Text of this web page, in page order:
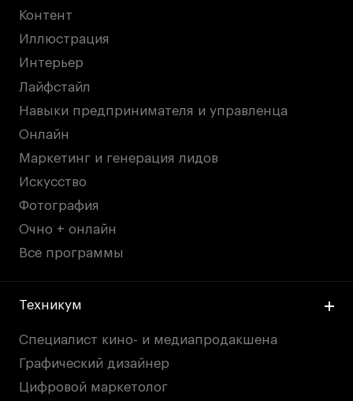
Контент
Иллюстрация
Интерьер
Лайфстайл
Навыки предпринимателя и управленца
Онлайн
Маркетинг и генерация лидов
Искусство
Фотография
Очно + онлайн
Все программы
Техникум
Специалист кино- и медиапродакшена
Графический дизайнер
Цифровой маркетолог